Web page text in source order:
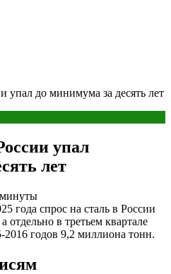
упал до минимума за десять лет
упал
лет
года спрос на сталь в России
отдельно в третьем квартале
годов 9,2 миллиона тонн.